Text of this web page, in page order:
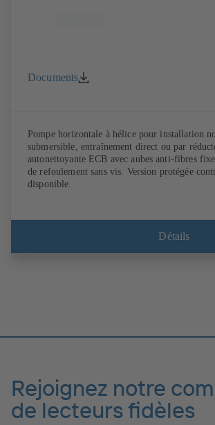
Documents
Pompe horizontale à hélice pour installation
submersible, entraînement direct ou par
autonettoyante ECB avec aubes anti-fibres
de refoulement sans vis. Version protégée
disponible.
Détails
Rejoignez notre
de lecteurs fidèles